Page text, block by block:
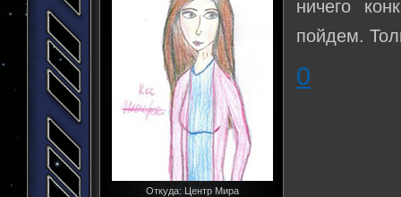
Откуда: Центр Мира
ничего
пойдем.
0